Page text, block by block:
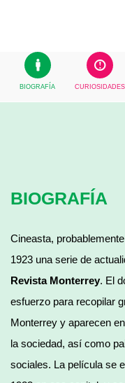
BIOGRAFÍA CURIOSIDADES
BIOGRAFÍA
Cineasta,
1923 una serie de
Revista Monterrey. El
esfuerzo para recopilar
Monterrey y aparecen
la sociedad, así como
sociales. La película se